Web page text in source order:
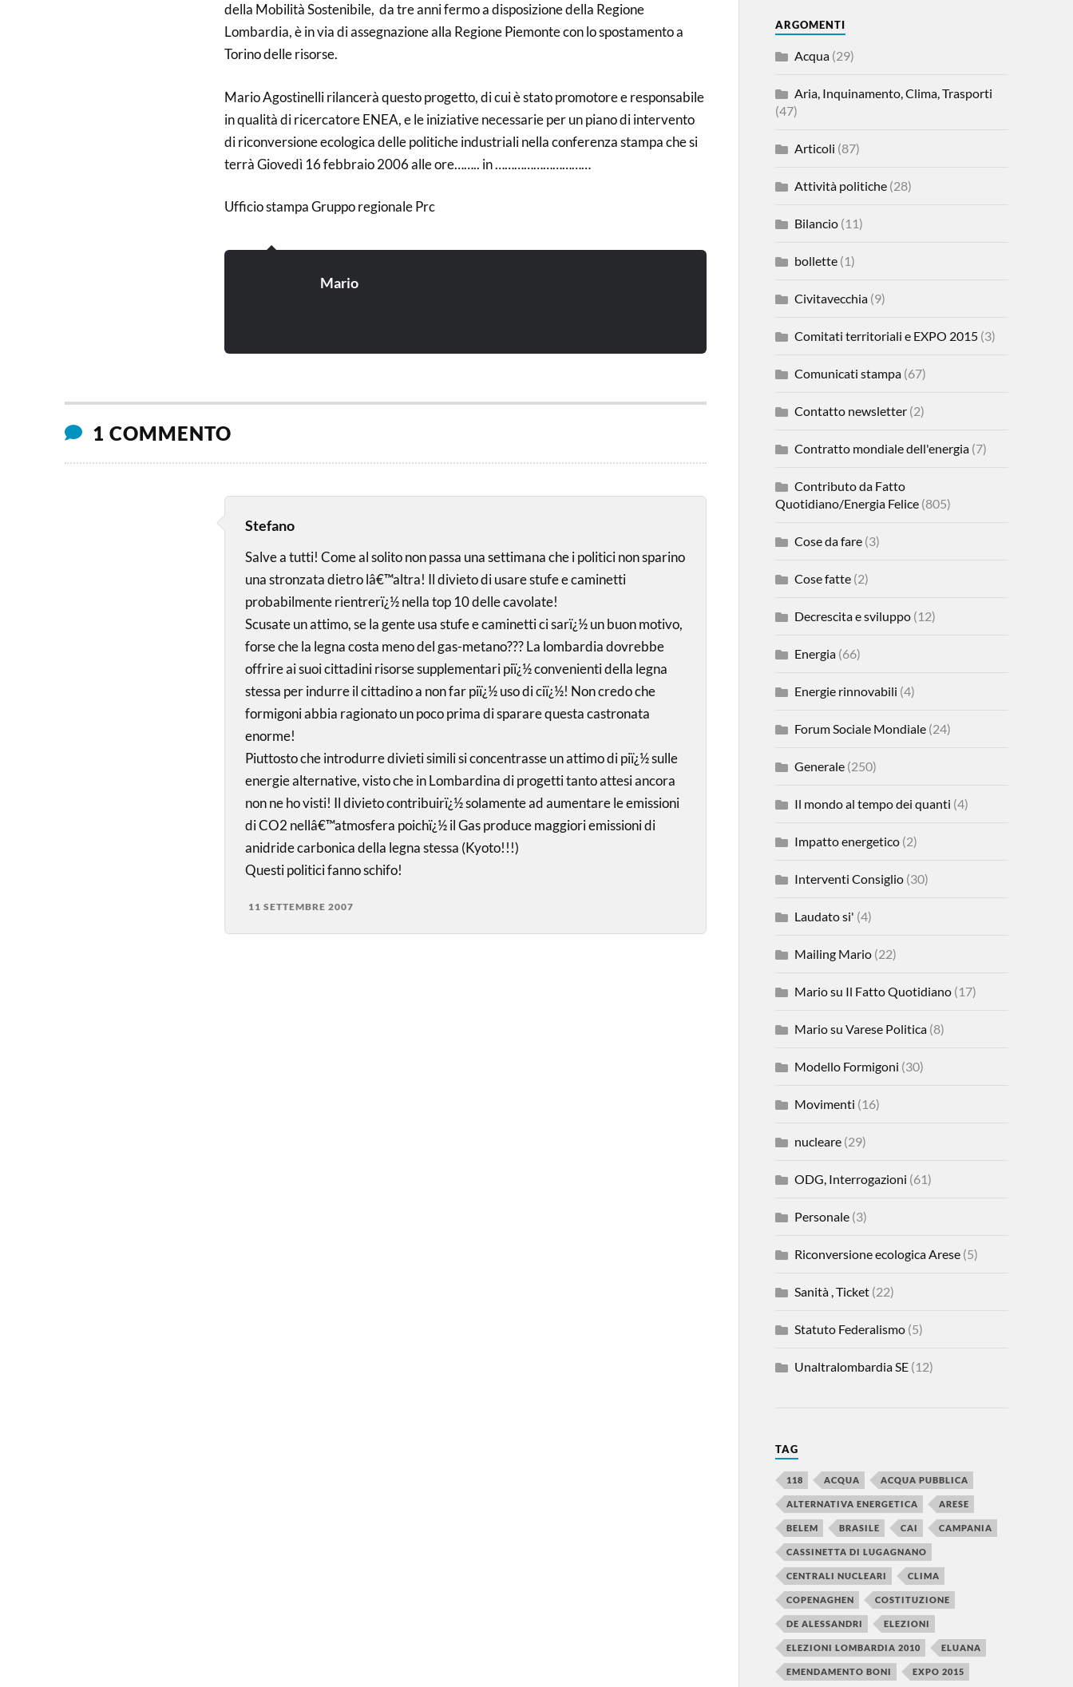
della Mobilità Sostenibile, da tre anni fermo a disposizione della Regione
Lombardia, è in via di assegnazione alla Regione Piemonte con lo spostamento a
Torino delle risorse.
Mario Agostinelli rilancerà questo progetto, di cui è stato promotore e responsabile
in qualità di ricercatore ENEA, e le iniziative necessarie per un piano di intervento
di riconversione ecologica delle politiche industriali nella conferenza stampa che si
terrà Giovedì 16 febbraio 2006 alle ore…….. in …………………………
Ufficio stampa Gruppo regionale Prc
Mario
1 COMMENTO
Stefano
Salve a tutti! Come al solito non passa una settimana che i politici non sparino
una stronzata dietro lâ€™altra! Il divieto di usare stufe e caminetti
probabilmente rientrerï¿½ nella top 10 delle cavolate!
Scusate un attimo, se la gente usa stufe e caminetti ci sarï¿½ un buon motivo,
forse che la legna costa meno del gas-metano??? La lombardia dovrebbe
offrire ai suoi cittadini risorse supplementari piï¿½ convenienti della legna
stessa per indurre il cittadino a non far piï¿½ uso di ciï¿½! Non credo che
formigoni abbia ragionato un poco prima di sparare questa castronata
enorme!
Piuttosto che introdurre divieti simili si concentrasse un attimo di piï¿½ sulle
energie alternative, visto che in Lombardina di progetti tanto attesi ancora
non ne ho visti! Il divieto contribuirï¿½ solamente ad aumentare le emissioni
di CO2 nellâ€™atmosfera poichï¿½ il Gas produce maggiori emissioni di
anidride carbonica della legna stessa (Kyoto!!!)
Questi politici fanno schifo!
11 SETTEMBRE 2007
ARGOMENTI
Acqua(29)
Aria, Inquinamento, Clima, Trasporti
(47)
Articoli (87)
Attività politiche(28)
Bilancio(11)
bollette(1)
Civitavecchia(9)
Comitati territoriali e EXPO 2015(3)
Comunicati stampa(67)
Contatto newsletter(2)
Contratto mondiale dell'energia(7)
Contributo da Fatto
Quotidiano/Energia Felice(805)
Cose da fare(3)
Cose fatte(2)
Decrescita e sviluppo(12)
Energia(66)
Energie rinnovabili (4)
Forum Sociale Mondiale(24)
Generale(250)
Il mondo al tempo dei quanti (4)
Impatto energetico(2)
Interventi Consiglio(30)
Laudato si' (4)
Mailing Mario(22)
Mario su Il Fatto Quotidiano(17)
Mario su Varese Politica(8)
Modello Formigoni (30)
Movimenti (16)
nucleare(29)
ODG, Interrogazioni (61)
Personale(3)
Riconversione ecologica Arese(5)
Sanità , Ticket(22)
Statuto Federalismo(5)
Unaltralombardia SE(12)
TAG
118 ACQUA ACQUA PUBBLICA
ALTERNATIVA ENERGETICA ARESE
BELEM BRASILE CAI CAMPANIA
CASSINETTA DI LUGAGNANO
CENTRALI NUCLEARI CLIMA
COPENAGHEN COSTITUZIONE
DE ALESSANDRI ELEZIONI
ELEZIONI LOMBARDIA 2010 ELUANA
EMENDAMENTO BONI EXPO 2015